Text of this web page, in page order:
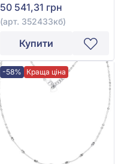
352433кб
50 541,31 грн
(арт. 352433кб)
Купити
-58% Краща ціна